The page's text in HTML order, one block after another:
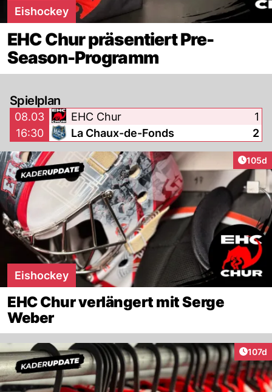
Eishockey
EHC Chur präsentiert Pre-
Season-Programm
Spielplan
08.03
16:30
EHC Chur
La Chaux-de-Fonds
1
2
105d
Eishockey
EHC Chur verlängert mit Serge
Weber
107d